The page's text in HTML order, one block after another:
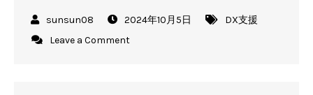
2024年10月5日
DX支援
Leave a Comment